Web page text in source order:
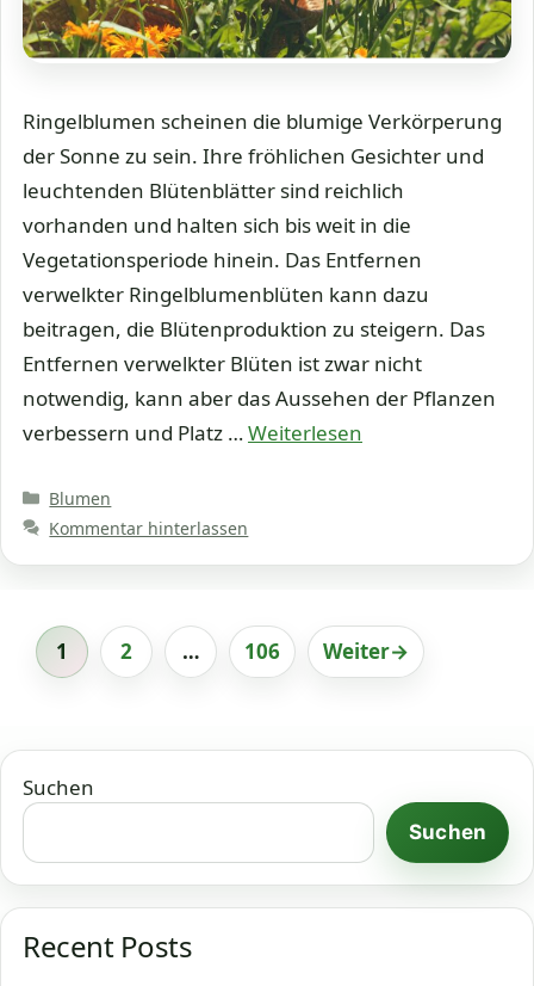
Ringelblumen scheinen die blumige Verkörperung
der Sonne zu sein. Ihre fröhlichen Gesichter und
leuchtenden Blütenblätter sind reichlich
vorhanden und halten sich bis weit in die
Vegetationsperiode hinein. Das Entfernen
verwelkter Ringelblumenblüten kann dazu
beitragen, die Blütenproduktion zu steigern. Das
Entfernen verwelkter Blüten ist zwar nicht
notwendig, kann aber das Aussehen der Pflanzen
verbessern und Platz …Weiterlesen
Kategorien
Blumen
Kommentar hinterlassen
Seite
1 Seite
2 … Seite
106 Weiter→
Suchen
Suchen
Recent Posts